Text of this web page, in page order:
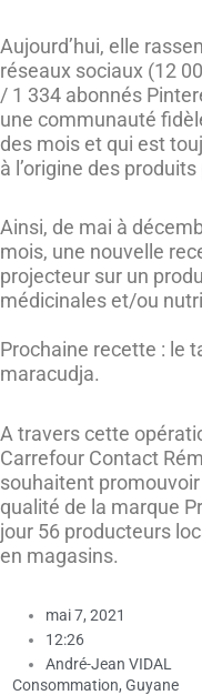
Aujourd’hui, elle
réseaux sociaux (12
/ 1 334 abonnés
une communauté
des mois et qui est
à l’origine des
Ainsi, de mai à
mois, une nouvelle
projecteur sur un
médicinales et/ou
Prochaine recette : le
maracudja.
A travers cette
Carrefour Contact
souhaitent
qualité de la marque
jour 56 producteurs
en magasins.
mai 7, 2021
12:26
André-Jean VIDAL
Consommation, Guyane